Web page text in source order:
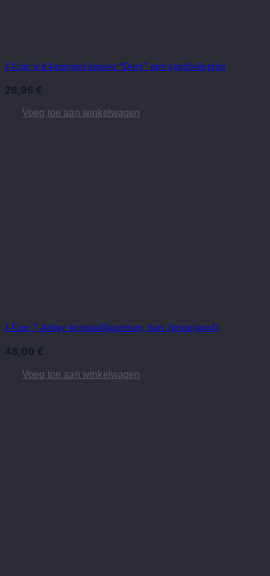
J-Line wit katoenen kussen “Doré” met goudfolieprint
28,95 €
Voeg toe aan winkelwagen
J-Line 7-delige kerststalfigurenset, hars (bruin/goud)
48,00 €
Voeg toe aan winkelwagen